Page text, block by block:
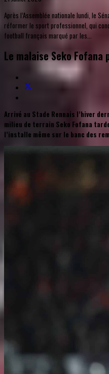
Après l’Assemblée nationale lundi, le
réformer le sport professionnel, qui
football français marqué par les...
Le malaise Seko Fofana
Arrivé au Stade Rennais l’hiver
milieu de terrain Seko Fofana
l’installe même sur le banc des